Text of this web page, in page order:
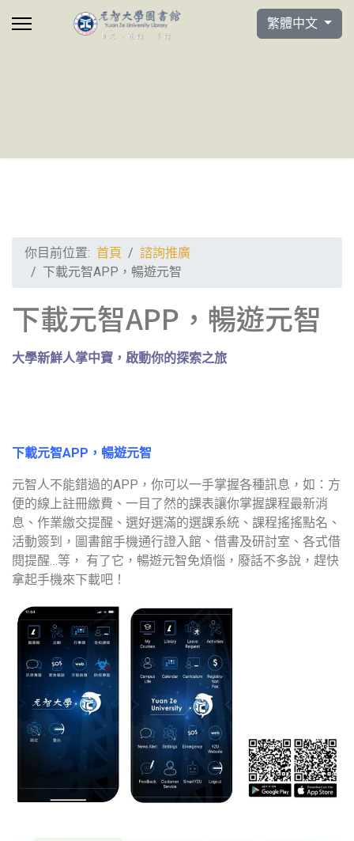
選擇你的語言
繁體中文
你目前位置: 首頁
諮詢推廣
下載元智APP，暢遊元智
下載元智APP，暢遊元智
大學新鮮人掌中寶，啟動你的探索之旅
下載元智APP，暢遊元智
元智人不能錯過的APP，你可以一手掌握各種訊息，如：方
便的線上註冊繳費、一目了然的課表讓你掌握課程最新消
息、作業繳交提醒、選好選滿的選課系統、課程搖搖點名、
活動簽到，圖書館手機通行證入館、借書及研討室、各式借
閱提醒…等， 有了它，暢遊元智免煩惱，廢話不多說，趕快
拿起手機來下載吧！